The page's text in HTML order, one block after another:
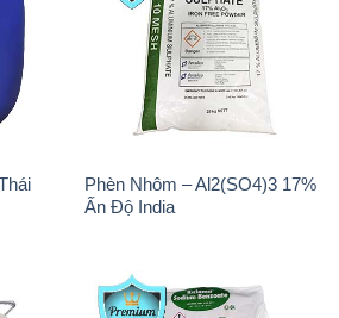
Phèn Nhôm – Al2(SO4)3 17%
Ấn Độ India